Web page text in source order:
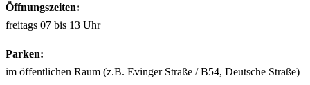
Öffnungszeiten:
freitags 07 bis 13 Uhr
Parken:
im öffentlichen Raum (z.B. Evinger Straße / B54, Deutsche Straße)